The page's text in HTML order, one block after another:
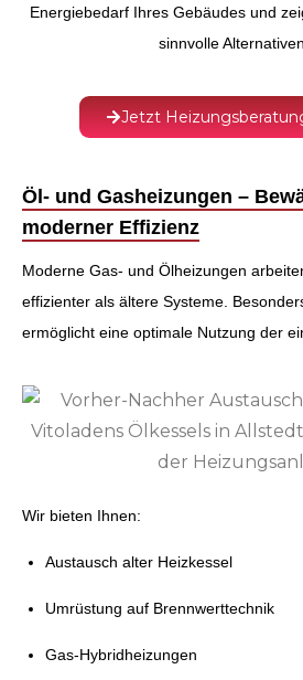
Energiebedarf Ihres Gebäudes und
sinnvolle
Jetzt
Öl- und Gasheizungen –
moderner Effizienz
Moderne Gas- und Ölheizungen
effizienter als ältere Systeme.
ermöglicht eine optimale Nutzung der
Wir bieten Ihnen:
Austausch alter Heizkessel
Umrüstung auf Brennwerttechnik
Gas-Hybridheizungen